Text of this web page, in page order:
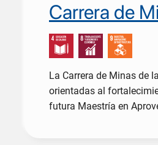
Carrera de
La Carrera de Minas de
orientadas al
futura Maestría en